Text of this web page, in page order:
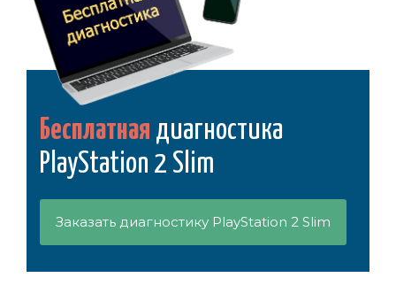
Бесплатная диагностика
PlayStation 2 Slim
Заказать диагностику PlayStation 2 Slim